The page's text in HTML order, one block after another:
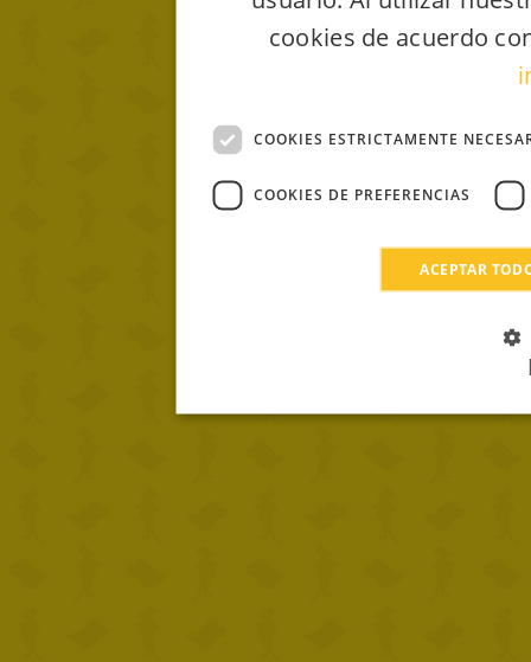
cookies de acuerdo
COOKIES ESTRICTAMENTE
COOKIES DE PREFERENCIAS
ACEPTAR